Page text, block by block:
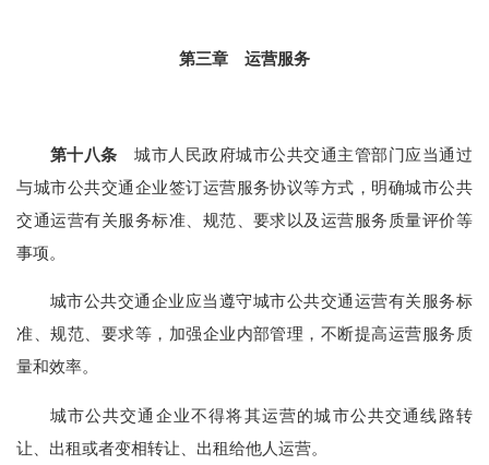
第三章 运营服务
第十八条 城市人民政府城市公共交通主管部门应当通过
与城市公共交通企业签订运营服务协议等方式，明确城市公共
交通运营有关服务标准、规范、要求以及运营服务质量评价等
事项。
城市公共交通企业应当遵守城市公共交通运营有关服务标
准、规范、要求等，加强企业内部管理，不断提高运营服务质
量和效率。
城市公共交通企业不得将其运营的城市公共交通线路转
让、出租或者变相转让、出租给他人运营。